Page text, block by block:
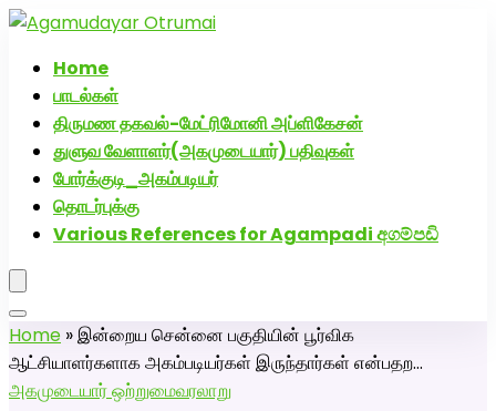
Home
பாடல்கள்
திருமண தகவல்-மேட்ரிமோனி அப்ளிகேசன்
துளுவ வேளாளர்(அகமுடையார்) பதிவுகள்
போர்க்குடி_அகம்படியர்
தொடர்புக்கு
Various References for Agampadi අගම්පඩි
Home »இன்றைய சென்னை பகுதியின் பூர்விக
ஆட்சியாளர்களாக அகம்படியர்கள் இருந்தார்கள் என்பதற…
அகமுடையார் ஒற்றுமைவரலாறு
அகமுடையார் திருமண வரன்களுக்கு அகமுடையார்மேட்ரி-